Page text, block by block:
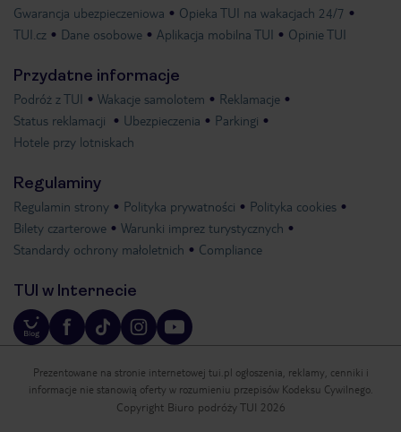
Gwarancja ubezpieczeniowa
Opieka TUI na wakacjach 24/7
TUI.cz
Dane osobowe Aplikacja mobilna TUI Opinie TUI
Przydatne informacje
Podróż z TUI Wakacje samolotem
Reklamacje
Status reklamacji
Ubezpieczenia
Parkingi
Hotele przy lotniskach
Regulaminy
Regulamin strony Polityka prywatności
Polityka cookies
Bilety czarterowe
Warunki imprez turystycznych
Standardy ochrony małoletnich
Compliance
TUI w Internecie
Prezentowane na stronie internetowej tui.pl ogłoszenia, reklamy, cenniki i
informacje nie stanowią oferty w rozumieniu przepisów Kodeksu Cywilnego.
Copyright Biuro podróży TUI 2026